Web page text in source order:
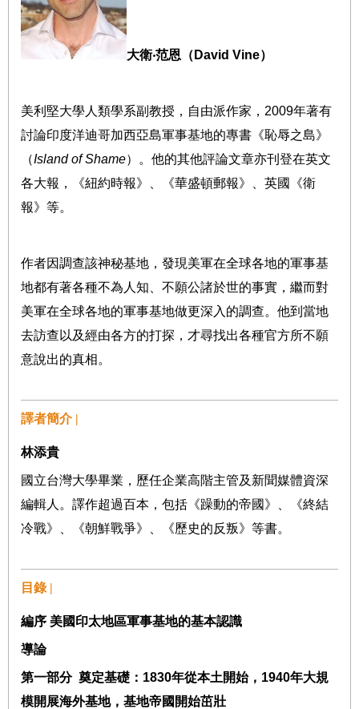
大衛‧范恩（ David Vine）
美利堅大學人類學系副教授，自由派作家，2009年著有
討論印度洋迪哥加西亞島軍事基地的專書《恥辱之島》
（Island of Shame）。他的其他評論文章亦刊登在英文
各大報，《紐約時報》、《華盛頓郵報》、英國《衛
報》等。
作者因調查該神秘基地，發現美軍在全球各地的軍事基
地都有著各種不為人知、不願公諸於世的事實，繼而對
美軍在全球各地的軍事基地做更深入的調查。他到當地
去訪查以及經由各方的打探，才尋找出各種官方所不願
意說出的真相。
譯者簡介 |
林添貴
國立台灣大學畢業，歷任企業高階主管及新聞媒體資深
編輯人。譯作超過百本，包括《躁動的帝國》、《終結
冷戰》、《朝鮮戰爭》、《歷史的反叛》等書。
目錄 |
編序 美國印太地區軍事基地的基本認識
導論
第一部分 奠定基礎：1830年從本土開始，1940年大規
模開展海外基地，基地帝國開始茁壯